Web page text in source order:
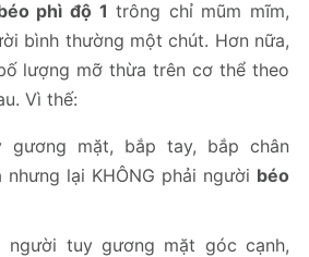
phì độ 1 trông chỉ mũm mĩm,
bình thường một chút. Hơn nữa,
lượng mỡ thừa trên cơ thể theo
Vì thế:
gương mặt, bắp tay, bắp chân
lại KHÔNG phải người béo
người tuy gương mặt góc cạnh,